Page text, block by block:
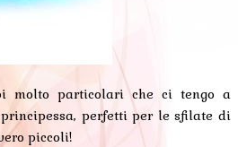
molto particolari che ci tengo a
perfetti per le sfilate di
piccoli!